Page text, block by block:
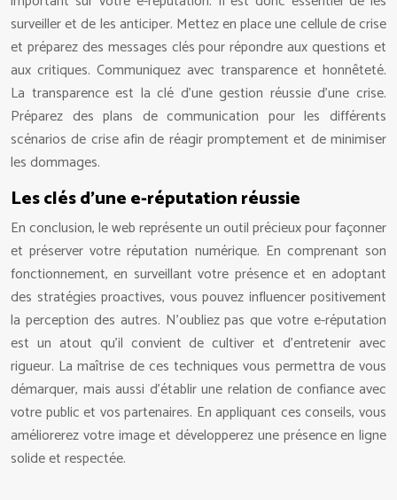
surveiller et de les anticiper. Mettez en place une cellule de crise
et préparez des messages clés pour répondre aux questions et
aux critiques. Communiquez avec transparence et honnêteté.
La transparence est la clé d’une gestion réussie d’une crise.
Préparez des plans de communication pour les différents
scénarios de crise afin de réagir promptement et de minimiser
les dommages.
Les clés d’une e-réputation réussie
En conclusion, le web représente un outil précieux pour façonner
et préserver votre réputation numérique. En comprenant son
fonctionnement, en surveillant votre présence et en adoptant
des stratégies proactives, vous pouvez influencer positivement
la perception des autres. N’oubliez pas que votre e-réputation
est un atout qu’il convient de cultiver et d’entretenir avec
rigueur. La maîtrise de ces techniques vous permettra de vous
démarquer, mais aussi d’établir une relation de confiance avec
votre public et vos partenaires. En appliquant ces conseils, vous
améliorerez votre image et développerez une présence en ligne
solide et respectée.